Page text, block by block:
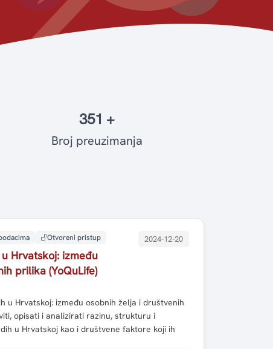
351 +
Broj preuzimanja
Otvoreni pristup
Hrvatskoj: između
prilika (YoQuLife)
2024-12-20
u Hrvatskoj: između osobnih želja i društvenih
opisati i analizirati razinu, strukturu i
u Hrvatskoj kao i društvene faktore koji ih